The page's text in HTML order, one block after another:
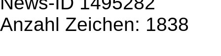
Anzahl Zeichen: 1838